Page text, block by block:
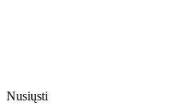
Nusiųsti